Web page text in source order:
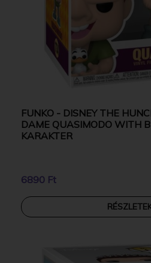
FUNKO - DISNEY THE
DAME QUASIMODO WITH
KARAKTER
6890 Ft